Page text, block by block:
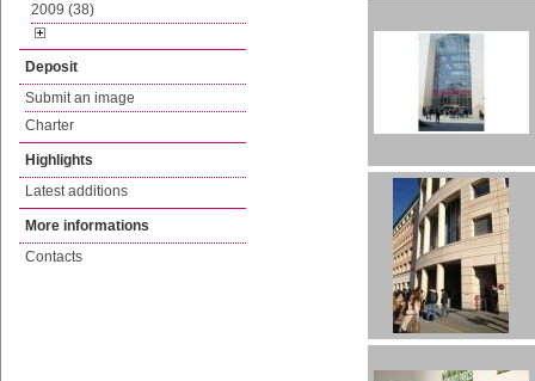
2009 (38)
Deposit
Submit an image
Charter
Highlights
Latest additions
More informations
Contacts